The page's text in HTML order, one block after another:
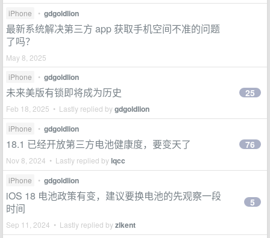
iPhone • gdgoldlion
最新系统解决第三方 app 获取手机空间不准的问题
了吗？
May 8, 2025
iPhone
• gdgoldlion
未来美版有锁即将成为历史
Feb 18, 2025 • Lastly replied bygdgoldlion
25
iPhone • gdgoldlion
18.1 已经开放第三方电池健康度，要变天了
Nov 8, 2024 • Lastly replied bylqcc
76
iPhone • gdgoldlion
iOS 18 电池政策有变，建议要换电池的先观察一段
时间
Sep 11, 2024 • Lastly replied byzlkent
5